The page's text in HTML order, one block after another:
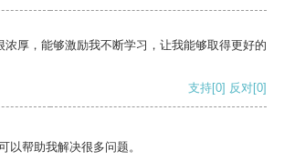
浓厚，能够激励我不断学习，让我能够取得更好的
支持[0] 反对[0]
以帮助我解决很多问题。